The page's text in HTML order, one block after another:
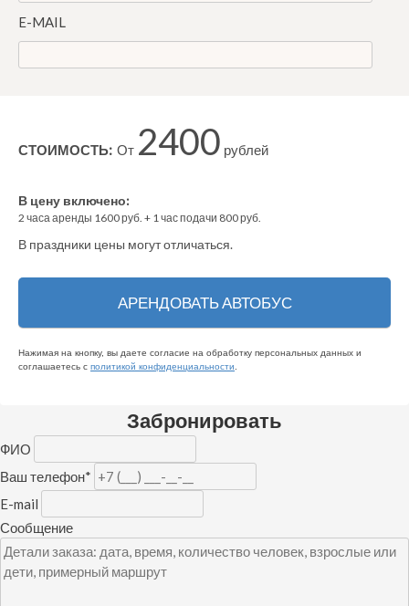
E-MAIL
СТОИМОСТЬ: От 2400 рублей
В цену включено:
2 часа аренды 1600руб. + 1часподачи 800руб.
В праздники цены могут отличаться.
Нажимая на кнопку, вы даете согласие на обработку персональных данных и
соглашаетесь c политикой конфиденциальности.
Забронировать
ФИО
Ваш телефон*
E-mail
Сообщение